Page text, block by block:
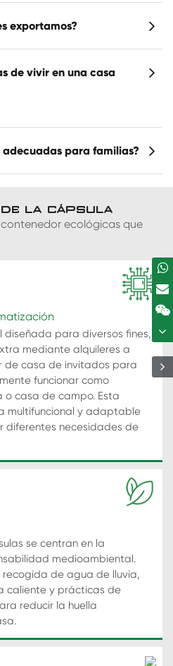
exportamos?
de vivir en una casa
adecuadas para familias?
LA CÁPSULA
ecológicas que
para diversos fines,
mediante alquileres a
de casa de invitados para
funcionar como
casa de campo. Esta
multifuncional y adaptable
necesidades de
se centran en la
medioambiental.
recogida de agua de lluvia,
caliente y prácticas de
reducir la huella